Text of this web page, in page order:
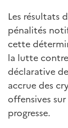
Les résultats
pénalités
cette
la lutte
déclarative
accrue des
offensives
progresse.